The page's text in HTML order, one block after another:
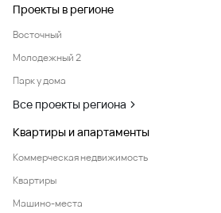
Проекты в регионе
Восточный
Молодежный 2
Парк у дома
Все проекты региона
Квартиры и апартаменты
Коммерческая недвижимость
Квартиры
Машино-места